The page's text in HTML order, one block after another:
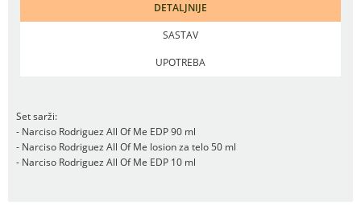
DETALJNIJE
SASTAV
UPOTREBA
Set sarži:
- Narciso Rodriguez All Of Me EDP 90 ml
- Narciso Rodriguez All Of Me losion za telo 50 ml
- Narciso Rodriguez All Of Me EDP 10 ml